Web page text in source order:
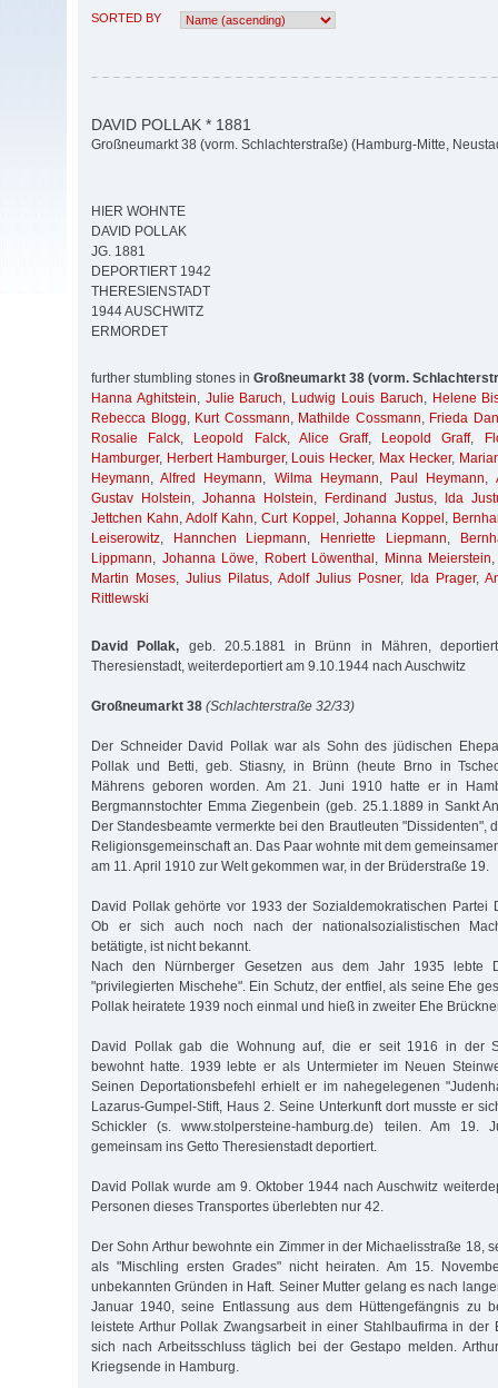
SORTED BY
DAVID POLLAK * 1881
Großneumarkt 38 (vorm. Schlachterstraße) (Hamburg-Mitte,
HIER WOHNTE
DAVID POLLAK
JG. 1881
DEPORTIERT 1942
THERESIENSTADT
1944 AUSCHWITZ
ERMORDET
further stumbling stones in Großneumarkt 38 (vorm.
Hanna Aghitstein, Julie Baruch, Ludwig Louis Baruch, Helene
Rebecca Blogg, Kurt Cossmann, Mathilde Cossmann, Frieda
Rosalie Falck, Leopold Falck, Alice Graff, Leopold Graff,
Hamburger, Herbert Hamburger, Louis Hecker, Max Hecker,
Heymann,Alfred Heymann, Wilma Heymann, Paul Heymann,
Gustav Holstein, Johanna Holstein, Ferdinand Justus,
Ida
Jettchen Kahn,Adolf Kahn,Curt Koppel , Johanna Koppel ,
Leiserowitz, Hannchen Liepmann, Henriette Liepmann,
Lippmann, Johanna Löwe, Robert Löwenthal , Minna Meierstein
Martin Moses, Julius Pilatus, Adolf Julius Posner, Ida Prager,
Rittlewski
David Pollak, geb. 20.5.1881 in Brünn in Mähren,
Theresienstadt, weiterdeportiert am 9.10.1944 nach Auschwitz
Großneumarkt 38 (Schlachterstraße 32/33)
Der Schneider David Pollak war als Sohn des jüdischen
Pollak und Betti, geb. Stiasny, in Brünn (heute Brno in
Mährens geboren worden. Am 21. Juni 1910 hatte er in
Bergmannstochter Emma Ziegenbein (geb. 25.1.1889 in Sankt
Der Standesbeamte vermerkte bei den Brautleuten "Dissidenten",
Religionsgemeinschaft an. Das Paar wohnte mit dem
am 11. April 1910 zur Welt gekommen war, in der Brüderstraße 19.
David Pollak gehörte vor 1933 der Sozialdemokratischen Partei
Ob er sich auch noch nach der nationalsozialistischen
betätigte, ist nicht bekannt.
Nach den Nürnberger Gesetzen aus dem Jahr 1935 lebte
"privilegierten Mischehe". Ein Schutz, der entfiel, als seine Ehe
Pollak heiratete 1939 noch einmal und hieß in zweiter Ehe
David Pollak gab die Wohnung auf, die er seit 1916 in der
bewohnt hatte. 1939 lebte er als Untermieter im Neuen
Seinen Deportationsbefehl erhielt er im nahegelegenen
Lazarus-Gumpel-Stift, Haus 2. Seine Unterkunft dort musste er
Schickler (s. www.stolpersteine-hamburg.de) teilen. Am 19.
gemeinsam ins Getto Theresienstadt deportiert.
David Pollak wurde am 9. Oktober 1944 nach Auschwitz
Personen dieses Transportes überlebten nur 42.
Der Sohn Arthur bewohnte ein Zimmer in der Michaelisstraße 18,
als "Mischling ersten Grades" nicht heiraten. Am 15.
unbekannten Gründen in Haft. Seiner Mutter gelang es nach
Januar 1940, seine Entlassung aus dem Hüttengefängnis zu
leistete Arthur Pollak Zwangsarbeit in einer Stahlbaufirma in der
sich nach Arbeitsschluss täglich bei der Gestapo melden.
Kriegsende in Hamburg.